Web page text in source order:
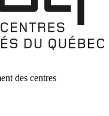
des centres